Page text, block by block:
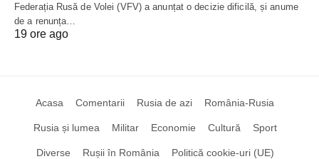
Federația Rusă de Volei (VFV) a anunțat o decizie dificilă, și anume
de a renunța…
19 ore ago
Acasa Comentarii Rusia de azi România-Rusia
Rusia și lumea Militar Economie Cultură Sport
Diverse Rușii în România Politică cookie-uri (UE)